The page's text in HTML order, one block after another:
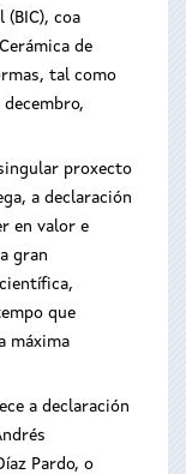
(BIC), coa
de
tal como
proxecto
a declaración
en valor e
gran
que
máxima
a declaración
Pardo, o